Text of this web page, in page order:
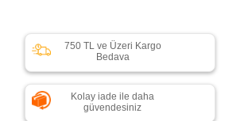
750 TL ve Üzeri Kargo
Bedava
Kolay iade ile daha
güvendesiniz